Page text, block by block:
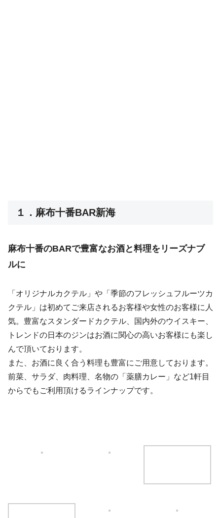
１．麻布十番BAR新海
麻布十番のBARで豊富なお酒と料理をリーズナブ
ルに
「オリジナルカクテル」や「季節のフレッシュフルーツカ
クテル」は初めてご来店されるお客様や女性のお客様に人
気。豊富なスタンダードカクテル、国内外のウイスキー、
トレンドの日本のジンはお酒に関心の高いお客様にも楽し
んで頂いております。
また、お酒に良く合う料理も豊富にご用意しております。
前菜、サラダ、肉料理、名物の「薬膳カレー」など1軒目
からでもご利用頂けるラインナップです。